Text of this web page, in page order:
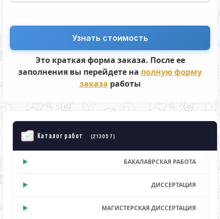
Это краткая форма заказа. После ее
заполнения вы перейдете на полную форму
заказа работы
Каталог работ (213057)
БАКАЛАВРСКАЯ РАБОТА
ДИССЕРТАЦИЯ
МАГИСТЕРСКАЯ ДИССЕРТАЦИЯ